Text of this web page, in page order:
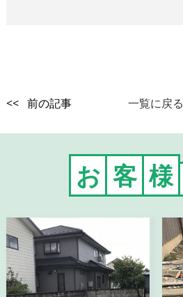
<< 前の記事 一覧に戻る
お 客 様